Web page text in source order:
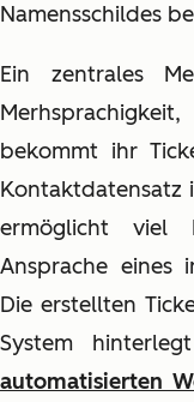
Namensschildes
Ein zentrales
bekommt ihr
Kontaktdatensatz
ermöglicht viel
Ansprache eines
Die erstellten
System
automatisierten